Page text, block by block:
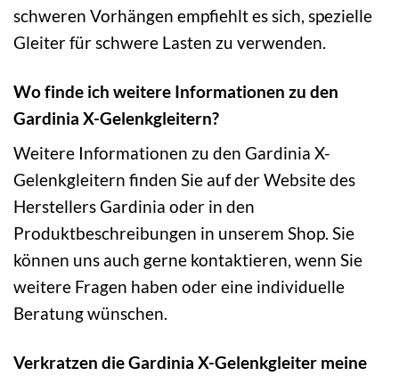
schweren Vorhängen empfiehlt es sich, spezielle
Gleiter für schwere Lasten zu verwenden.
Wo finde ich weitere Informationen zu den
Gardinia X-Gelenkgleitern?
Weitere Informationen zu den Gardinia X-
Gelenkgleitern finden Sie auf der Website des
Herstellers Gardinia oder in den
Produktbeschreibungen in unserem Shop. Sie
können uns auch gerne kontaktieren, wenn Sie
weitere Fragen haben oder eine individuelle
Beratung wünschen.
Verkratzen die Gardinia X-Gelenkgleiter meine